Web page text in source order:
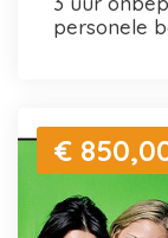
personele
€